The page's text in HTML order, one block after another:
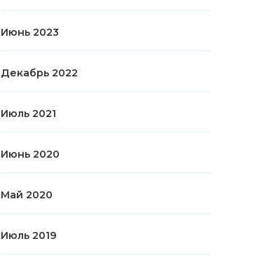
Июнь 2023
Декабрь 2022
Июль 2021
Июнь 2020
Май 2020
Июль 2019